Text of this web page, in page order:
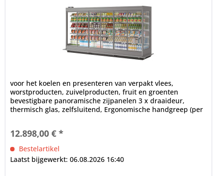
voor het koelen en presenteren van verpakt vlees,
worstproducten, zuivelproducten, fruit en groenten
bevestigbare panoramische zijpanelen 3 x draaideur,
thermisch glas, zelfsluitend, Ergonomische handgreep (per
12.898,00 € *
Bestelartikel
Laatst bijgewerkt: 06.08.2026 16:40